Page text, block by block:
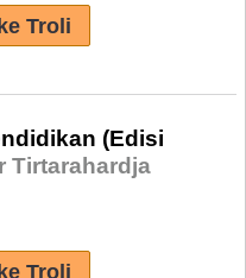
(Edisi
Tirtarahardja